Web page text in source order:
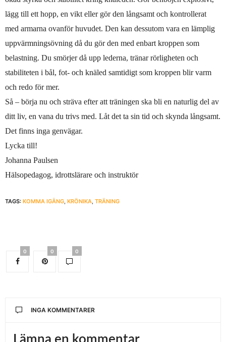
lägg till ett hopp, en vikt eller gör den långsamt och kontrollerat
med armarna ovanför huvudet. Den kan dessutom vara en lämplig
uppvärmningsövning då du gör den med enbart kroppen som
belastning. Du smörjer då upp lederna, tränar rörligheten och
stabiliteten i bål, fot- och knäled samtidigt som kroppen blir varm
och redo för mer.
Så – börja nu och sträva efter att träningen ska bli en naturlig del av
ditt liv, en vana du trivs med. Låt det ta sin tid och skynda långsamt.
Det finns inga genvägar.
Lycka till!
Johanna Paulsen
Hälsopedagog, idrottslärare och instruktör
TAGS: KOMMA IGÅNG, KRÖNIKA, TRÄNING
0 0 0
INGA KOMMENTARER